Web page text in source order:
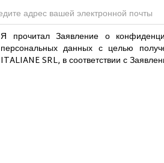
Я прочитал Заявление о
персональных данных с целью
ITALIANE SRL, в соответствии с